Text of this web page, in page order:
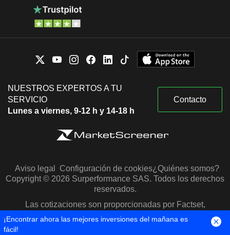
NUESTROS EXPERTOS A TU
SERVICIO
Lunes a viernes, 9-12 h y 14-18 h
Contacto
Aviso legal Configuración de cookies¿Quiénes somos?
Copyright © 2026 Surperformance SAS. Todos los derechos
reservados.
Las cotizaciones son proporcionadas por Factset,
Morningstar y S&P Capital IQ
¡Encontrar ahora las mejores inversiones del mañana es
fácil!